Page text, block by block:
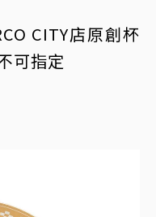
CITY店原創杯
可指定